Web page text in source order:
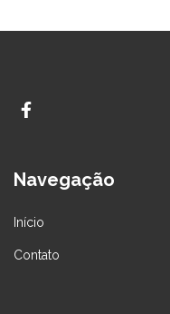
Navegação
Início
Contato